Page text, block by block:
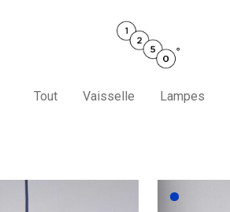
Tout Vaisselle Lampes